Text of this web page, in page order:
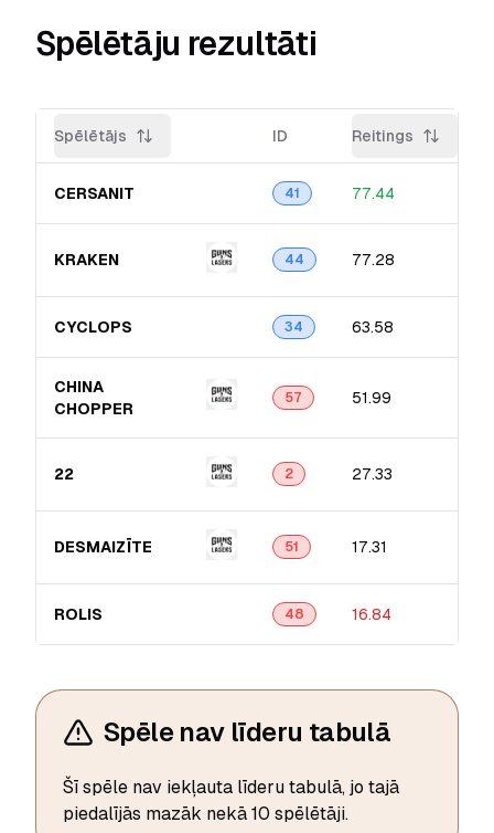
Spēlētāju rezultāti
Spēlētājs ID Reitings
CERSANIT 41 77.44
KRAKEN 44 77.28
CYCLOPS 34 63.58
CHINA
CHOPPER
57 51.99
22 2 27.33
DESMAIZĪTE 51 17.31
ROLIS 48 16.84
Spēle nav līderu tabulā
Šī spēle nav iekļauta līderu tabulā, jo tajā
piedalījās mazāk nekā 10 spēlētāji.